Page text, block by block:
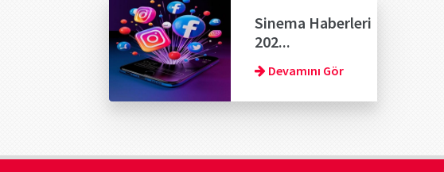
Sinema Haberleri
202...
Devamını Gör